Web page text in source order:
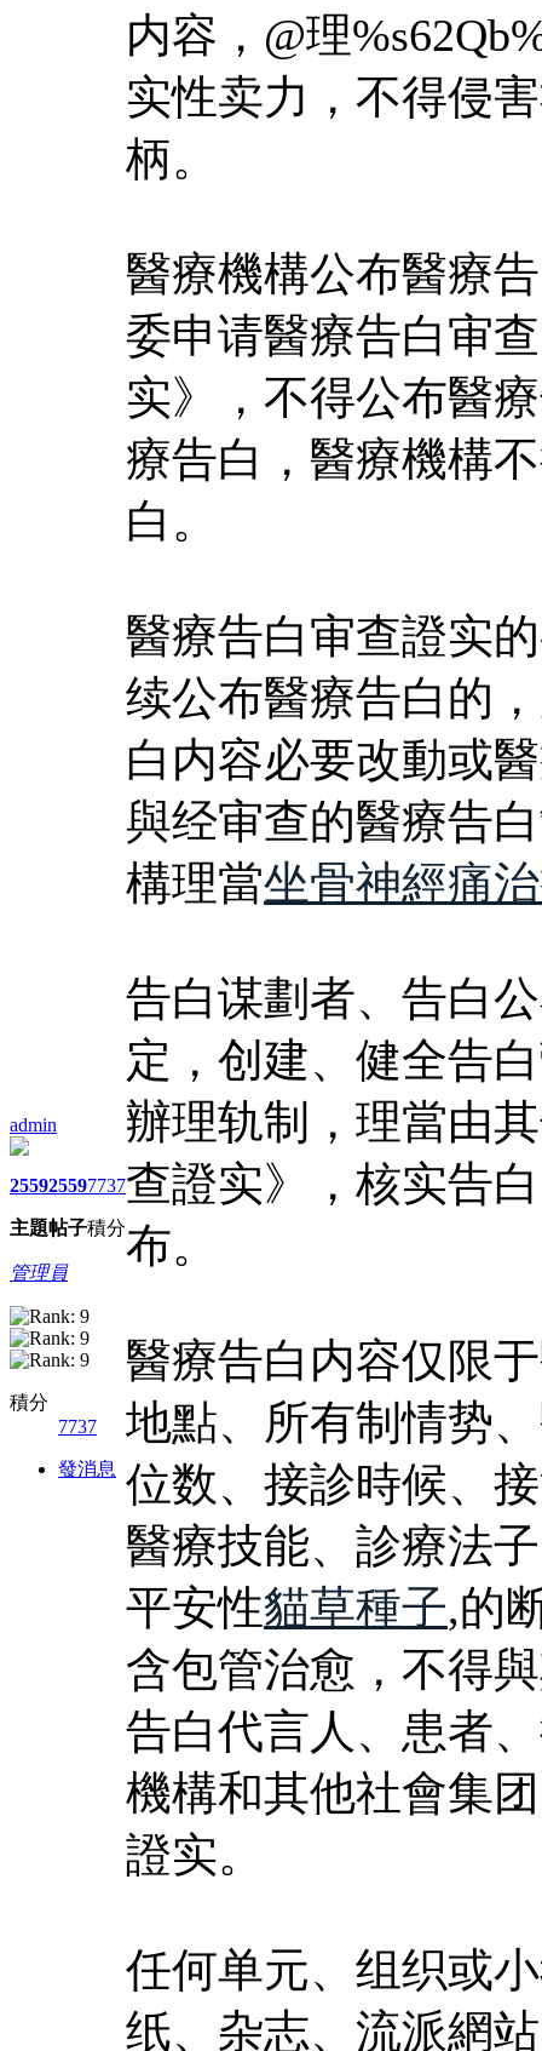
admin
2559
主題
2559
帖子
7737
積分
管理員
積分
7737
發消息
内容，@理
实性卖力，不得侵
柄。
醫療機構公布醫療
委申请醫療告白审
实》，不得公布醫
療告白，醫療機構
白。
醫療告白审查證实
续公布醫療告白的
白内容必要改動或
與经审查的醫療告
構理當坐骨神經痛
告白谋劃者、告白
定，创建、健全告
辦理轨制，理當由
查證实》，核实告
布。
醫療告白内容仅限
地點、所有制情势
位数、接診時候、
醫療技能、診療法
平安性貓草種子,的
含包管治愈，不得
告白代言人、患者
機構和其他社會集
證实。
任何单元、组织或
纸、杂志、流派網